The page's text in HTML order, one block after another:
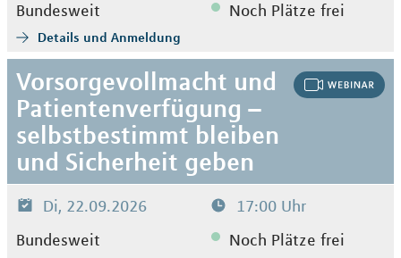
Bundesweit
Noch Plätze frei
Details und Anmeldung
Vorsorgevollmacht und
Patientenverfügung –
selbstbestimmt bleiben
und Sicherheit geben
Di, 22.09.2026
17:00 Uhr
Bundesweit
Noch Plätze frei